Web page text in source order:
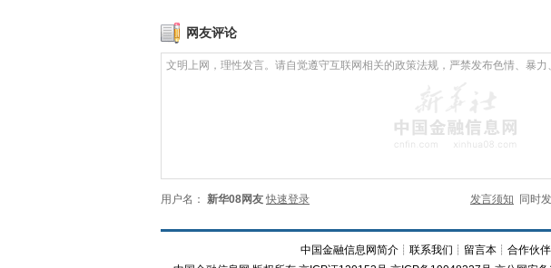
网友评论
用户名： 新华08网友 快速登录 发言须知 同时
中国金融信息网简介┊ 联系我们 ┊ 留言本┊ 合作伙伴